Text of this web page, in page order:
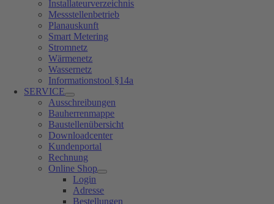
Installateurverzeichnis
Messstellenbetrieb
Planauskunft
Smart Metering
Stromnetz
Wärmenetz
Wassernetz
Informationstool §14a
SERVICE
Ausschreibungen
Bauherrenmappe
Baustellenübersicht
Downloadcenter
Kundenportal
Rechnung
Online Shop
Login
Adresse
Bestellungen